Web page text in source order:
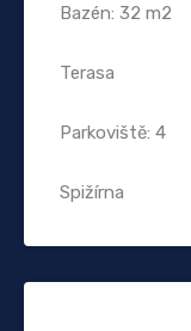
Bazén: 32 m2
Terasa
Parkoviště: 4
Spižírna